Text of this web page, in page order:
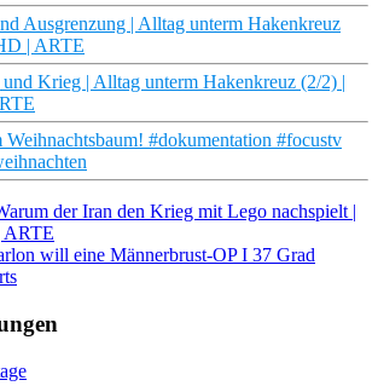
Ausgrenzung | Alltag unterm Hakenkreuz
| ARTE
Krieg | Alltag unterm Hakenkreuz (2/2) |
Weihnachtsbaum! #dokumentation #focustv
der Iran den Krieg mit Lego nachspielt |
ARTE
will eine Männerbrust-OP I 37 Grad